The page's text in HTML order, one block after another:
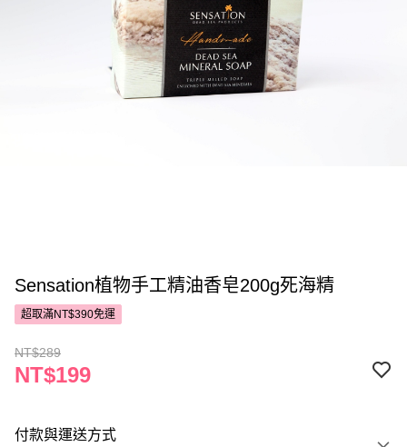
Sensation植物手工精油香皂200g死海精
超取滿NT$390免運
NT$289
NT$199
付款與運送方式